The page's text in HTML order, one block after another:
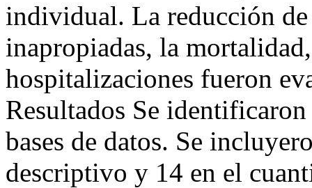
individual. La reducción
inapropiadas, la
hospitalizaciones fueron
Resultados Se
bases de datos. Se
descriptivo y 14 en el